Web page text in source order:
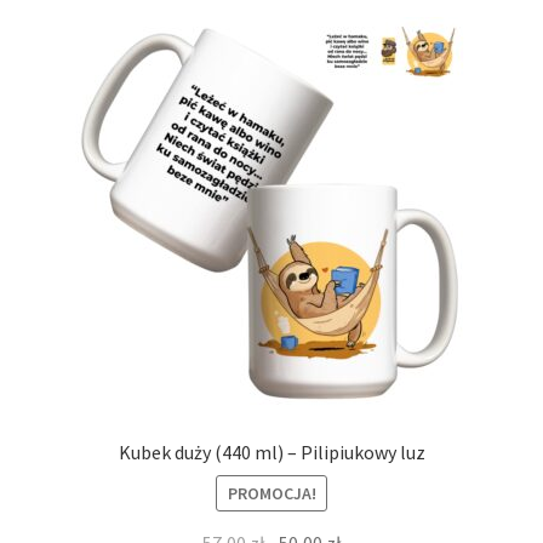
Kubek duży (440 ml) – Pilipiukowy luz
PROMOCJA!